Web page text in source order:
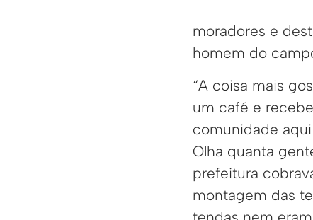
moradores e
homem do
“A coisa mais
um café e
comunidade
Olha quanta
prefeitura
montagem das